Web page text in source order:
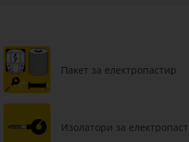
Пакет за електропастир
Изолатори за